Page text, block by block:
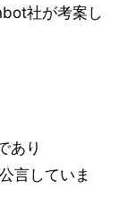
社が考案し
あり
言していま